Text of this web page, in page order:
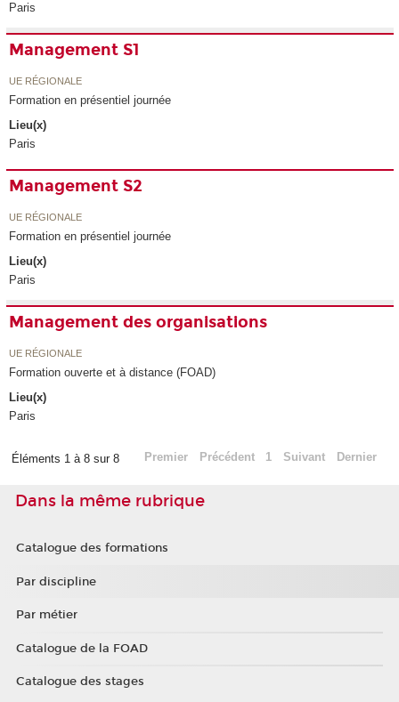
Paris
Management S1
UE RÉGIONALE
Formation en présentiel journée
Lieu(x)
Paris
Management S2
UE RÉGIONALE
Formation en présentiel journée
Lieu(x)
Paris
Management des organisations
UE RÉGIONALE
Formation ouverte et à distance (FOAD)
Lieu(x)
Paris
Éléments 1 à 8 sur 8 Premier Précédent 1 Suivant Dernier
Dans la même rubrique
Catalogue des formations
Par discipline
Par métier
Catalogue de la FOAD
Catalogue des stages